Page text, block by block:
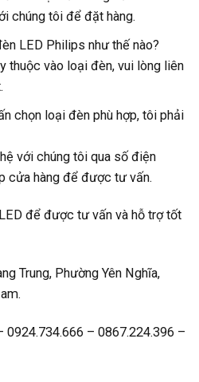
chúng tôi để đặt hàng.
LED Philips như thế nào?
thuộc vào loại đèn, vui lòng liên
chọn loại đèn phù hợp, tôi phải
với chúng tôi qua số điện
cửa hàng để được tư vấn.
để được tư vấn và hỗ trợ tốt
Trung, Phường Yên Nghĩa,
0924.734.666 – 0867.224.396 –